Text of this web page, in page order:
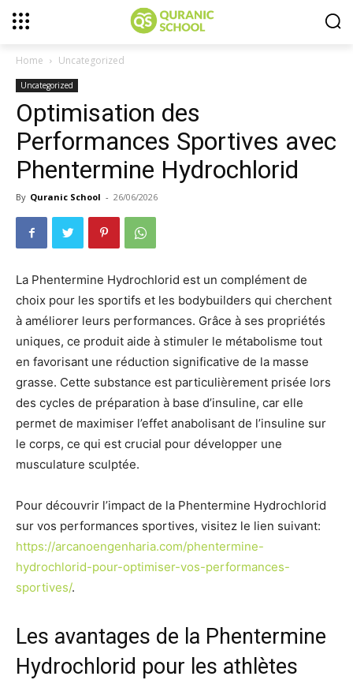
Home Uncategorized
Uncategorized
Optimisation des
Performances Sportives avec
Phentermine Hydrochlorid
By Quranic School - 26/06/2026
La Phentermine Hydrochlorid est un complément de
choix pour les sportifs et les bodybuilders qui cherchent
à améliorer leurs performances. Grâce à ses propriétés
uniques, ce produit aide à stimuler le métabolisme tout
en favorisant une réduction significative de la masse
grasse. Cette substance est particulièrement prisée lors
des cycles de préparation à base d’insuline, car elle
permet de maximiser l’effet anabolisant de l’insuline sur
le corps, ce qui est crucial pour développer une
musculature sculptée.
Pour découvrir l’impact de la Phentermine Hydrochlorid
sur vos performances sportives, visitez le lien suivant:
https://arcanoengenharia.com/phentermine-
hydrochlorid-pour-optimiser-vos-performances-
sportives/.
Les avantages de la Phentermine
Hydrochlorid pour les athlètes